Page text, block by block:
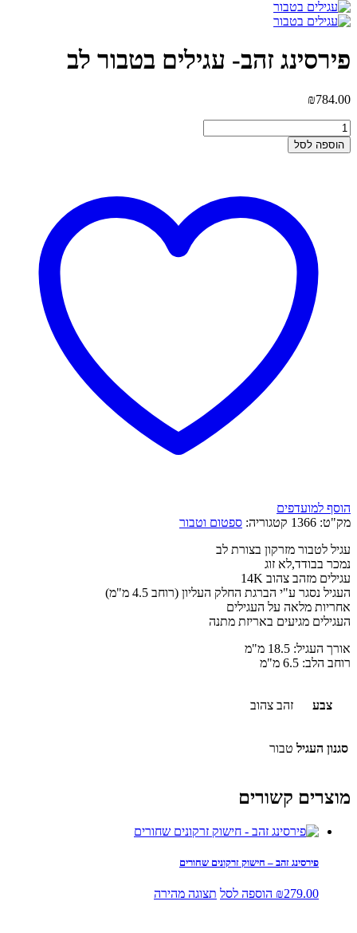
פירסינג זהב- עגילים בטבור לב
₪784.00
כמות
של
פירסינג
הוספה לסל
הוסף למועדפים
מק"ט: 1366 קטגוריה: ספטום וטבור
עגיל לטבור מזרקון בצורת לב
נמכר בבודד,לא זוג
עגילים מזהב צהוב 14K
העגיל נסגר ע"י הברגת החלק העליון (רוחב 4.5 מ"מ)
אחריות מלאה על העגילים
העגילים מגיעים באריזת מתנה
אורך העגיל: 18.5 מ"מ
רוחב הלב: 6.5 מ"מ
צבע זהב צהוב
סגנון העגיל טבור
מוצרים קשורים
פירסינג זהב – חישוק זרקונים שחורים
₪279.00 הוספה לסל תצוגה מהירה